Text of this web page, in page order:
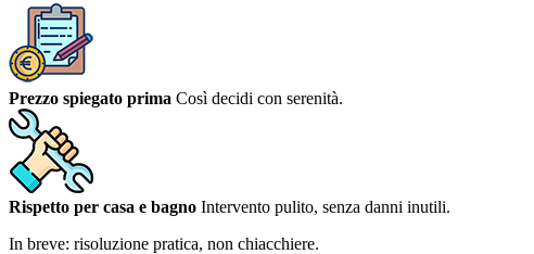
Prezzo spiegato prima Così decidi con serenità.
Rispetto per casa e bagno Intervento pulito, senza danni inutili.
In breve: risoluzione pratica, non chiacchiere.